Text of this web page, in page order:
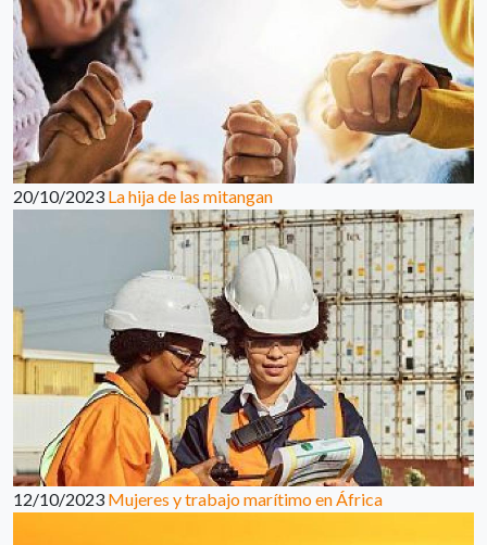
20/10/2023 La hija de las mitangan
12/10/2023 Mujeres y trabajo marítimo en África